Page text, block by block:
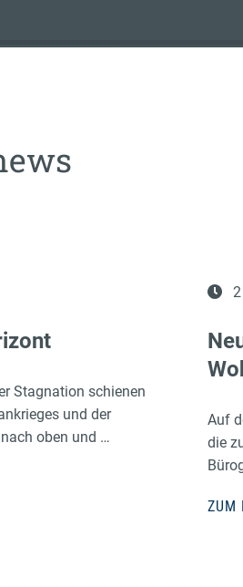
Stagnation schienen
und der
oben und …
Auf
die
ZUM